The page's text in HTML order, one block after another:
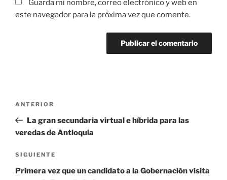
Guarda mi nombre, correo electrónico y web en
este navegador para la próxima vez que comente.
ANTERIOR
La gran secundaria virtual e híbrida para las
veredas de Antioquia
SIGUIENTE
Primera vez que un candidato a la Gobernación visita